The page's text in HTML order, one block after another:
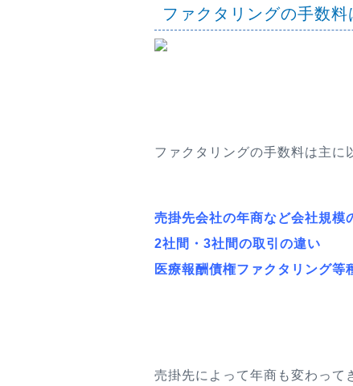
ファクタリングの手数
ファクタリングの手数料は主に
売掛先会社の年商など会社規模
2社間・3社間の取引の違い
医療報酬債権ファクタリング等
売掛先によって年商も変わって